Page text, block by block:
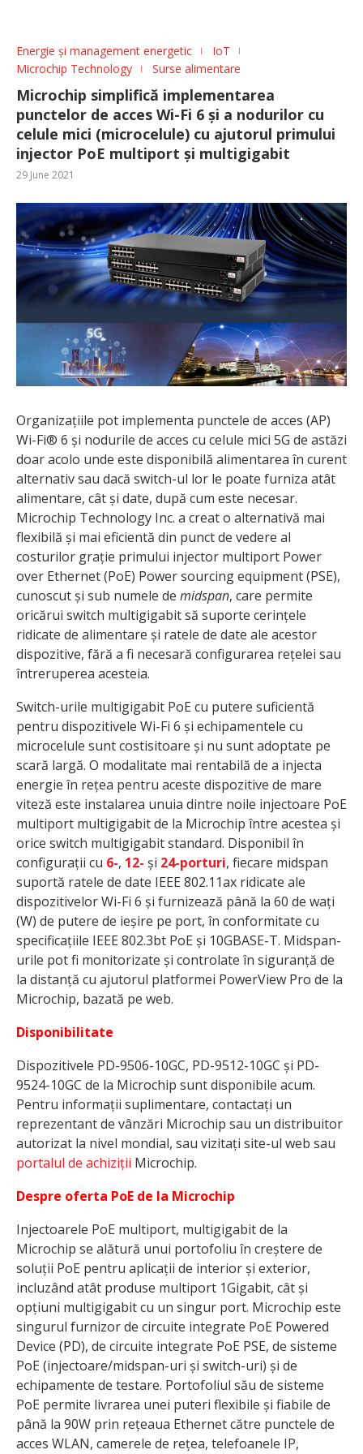
Energie și management energetic
IoT
Microchip Technology
Surse alimentare
Microchip simplifică implementarea
punctelor de acces Wi-Fi 6 și a nodurilor cu
celule mici (microcelule) cu ajutorul primului
injector PoE multiport și multigigabit
29 June 2021
Organizațiile pot implementa punctele de acces (AP)
Wi-Fi® 6 și nodurile de acces cu celule mici 5G de astăzi
doar acolo unde este disponibilă alimentarea în curent
alternativ sau dacă switch-ul lor le poate furniza atât
alimentare, cât și date, după cum este necesar.
Microchip Technology Inc. a creat o alternativă mai
flexibilă și mai eficientă din punct de vedere al
costurilor grație primului injector multiport Power
over Ethernet (PoE) Power sourcing equipment (PSE),
cunoscut și sub numele de midspan, care permite
oricărui switch multigigabit să suporte cerințele
ridicate de alimentare și ratele de date ale acestor
dispozitive, fără a fi necesară configurarea rețelei sau
întreruperea acesteia.
Switch-urile multigigabit PoE cu putere suficientă
pentru dispozitivele Wi-Fi 6 și echipamentele cu
microcelule sunt costisitoare și nu sunt adoptate pe
scară largă. O modalitate mai rentabilă de a injecta
energie în rețea pentru aceste dispozitive de mare
viteză este instalarea unuia dintre noile injectoare PoE
multiport multigigabit de la Microchip între acestea și
orice switch multigigabit standard. Disponibil în
configurații cu 6-, 12- și 24-porturi, fiecare midspan
suportă ratele de date IEEE 802.11ax ridicate ale
dispozitivelor Wi-Fi 6 și furnizează până la 60 de wați
(W) de putere de ieșire pe port, în conformitate cu
specificațiile IEEE 802.3bt PoE și 10GBASE-T. Midspan-
urile pot fi monitorizate și controlate în siguranță de
la distanță cu ajutorul platformei PowerView Pro de la
Microchip, bazată pe web.
Disponibilitate
Dispozitivele PD-9506-10GC, PD-9512-10GC și PD-
9524-10GC de la Microchip sunt disponibile acum.
Pentru informații suplimentare, contactați un
reprezentant de vânzări Microchip sau un distribuitor
autorizat la nivel mondial, sau vizitați site-ul web sau
portalul de achiziții Microchip.
Despre oferta PoE de la Microchip
Injectoarele PoE multiport, multigigabit de la
Microchip se alătură unui portofoliu în creștere de
soluții PoE pentru aplicații de interior și exterior,
incluzând atât produse multiport 1Gigabit, cât și
opțiuni multigigabit cu un singur port. Microchip este
singurul furnizor de circuite integrate PoE Powered
Device (PD), de circuite integrate PoE PSE, de sisteme
PoE (injectoare/midspan-uri și switch-uri) și de
echipamente de testare. Portofoliul său de sisteme
PoE permite livrarea unei puteri flexibile și fiabile de
până la 90W prin rețeaua Ethernet către punctele de
acces WLAN, camerele de rețea, telefoanele IP,